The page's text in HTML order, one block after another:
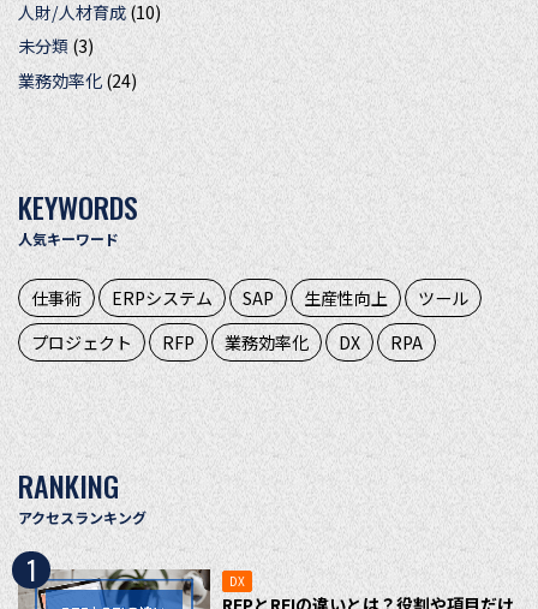
人財/人材育成 (10)
未分類(3)
業務効率化 (24)
KEYWORDS
人気キーワード
仕事術 ERPシステム SAP 生産性向上
ツール
プロジェクト
RFP 業務効率化 DX RPA
RANKING
アクセスランキング
1 DX
RFPとRFIの違いとは？役割や項目だけ